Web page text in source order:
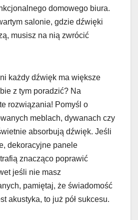
domowego biura.
salonie, gdzie dźwięki
musisz na nią zwrócić
każdy dźwięk ma większe
z tym poradzić? Na
rozwiązania! Pomyśl o
meblach, dywanach czy
absorbują dźwięk. Jeśli
dekoracyjne panele
znacząco poprawić
jeśli nie masz
pamiętaj, że świadomość
akustyka, to już pół sukcesu.